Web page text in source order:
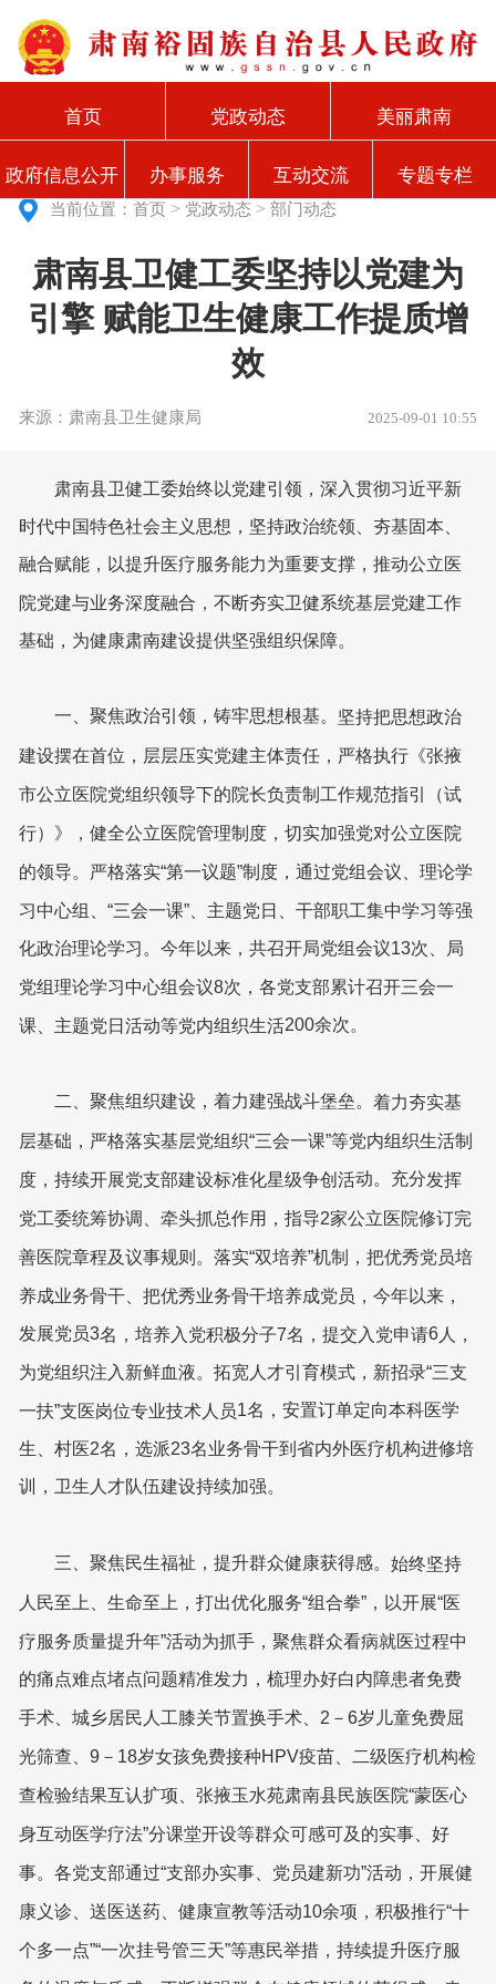
首页 党政动态 美丽肃南
政府信息公开 办事服务 互动交流 专题专栏
当前位置：首页 > 党政动态 >部门动态
肃南县卫健工委坚持以党建为
引擎 赋能卫生健康工作提质增
效
来源：肃南县卫生健康局 2025-09-01 10:55
肃南县卫健工委始终以党建引领，深入贯彻习近平新
时代中国特色社会主义思想，坚持政治统领、夯基固本、
融合赋能，以提升医疗服务能力为重要支撑，推动公立医
院党建与业务深度融合，不断夯实卫健系统基层党建工作
基础，为健康肃南建设提供坚强组织保障。
一、聚焦政治引领，铸牢思想根基。 坚持把思想政治
建设摆在首位，层层压实党建主体责任，严格执行《张掖
市公立医院党组织领导下的院长负责制工作规范指引（试
行）》，健全公立医院管理制度，切实加强党对公立医院
的领导。严格落实“第一议题”制度，通过党组会议、理论学
习中心组、“三会一课”、主题党日、干部职工集中学习等强
化政治理论学习。今年以来，共召开局党组会议13次、局
党组理论学习中心组会议8次，各党支部累计召开三会一
课、主题党日活动等党内组织生活200余次。
二、聚焦组织建设，着力建强战斗堡垒。着力夯实基
层基础，严格落实基层党组织“三会一课”等党内组织生活制
度，持续开展党支部建设标准化星级争创活动。充分发挥
党工委统筹协调、牵头抓总作用，指导2家公立医院修订完
善医院章程及议事规则。落实“双培养”机制，把优秀党员培
养成业务骨干、把优秀业务骨干培养成党员，今年以来，
发展党员3名，培养入党积极分子7名，提交入党申请6 人，
为党组织注入新鲜血液。拓宽人才引育模式，新招录“三支
一扶”支医岗位专业技术人员1名，安置订单定向本科医学
生、村医2名，选派23名业务骨干到省内外医疗机构进修培
训，卫生人才队伍建设持续加强。
三、聚焦民生福祉，提升群众健康获得感。始终坚持
人民至上、生命至上，打出优化服务“组合拳”，以开展“医
疗服务质量提升年”活动为抓手，聚焦群众看病就医过程中
的痛点难点堵点问题精准发力，梳理办好白内障患者免费
手术、城乡居民人工膝关节置换手术、2－6岁儿童免费屈
光筛查、9－18岁女孩免费接种HPV疫苗、二级医疗机构检
查检验结果互认扩项、张掖玉水苑肃南县民族医院“蒙医心
身互动医学疗法”分课堂开设等群众可感可及的实事、好
事。各党支部通过“支部办实事、党员建新功”活动，开展健
康义诊、送医送药、健康宣教等活动10余项，积极推行“十
个多一点”“一次挂号管三天”等惠民举措，持续提升医疗服